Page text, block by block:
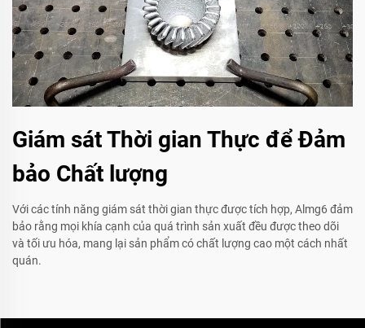
Giám sát Thời gian Thực để Đảm
bảo Chất lượng
Với các tính năng giám sát thời gian thực được tích hợp, Almg6 đảm
bảo rằng mọi khía cạnh của quá trình sản xuất đều được theo dõi
và tối ưu hóa, mang lại sản phẩm có chất lượng cao một cách nhất
quán.